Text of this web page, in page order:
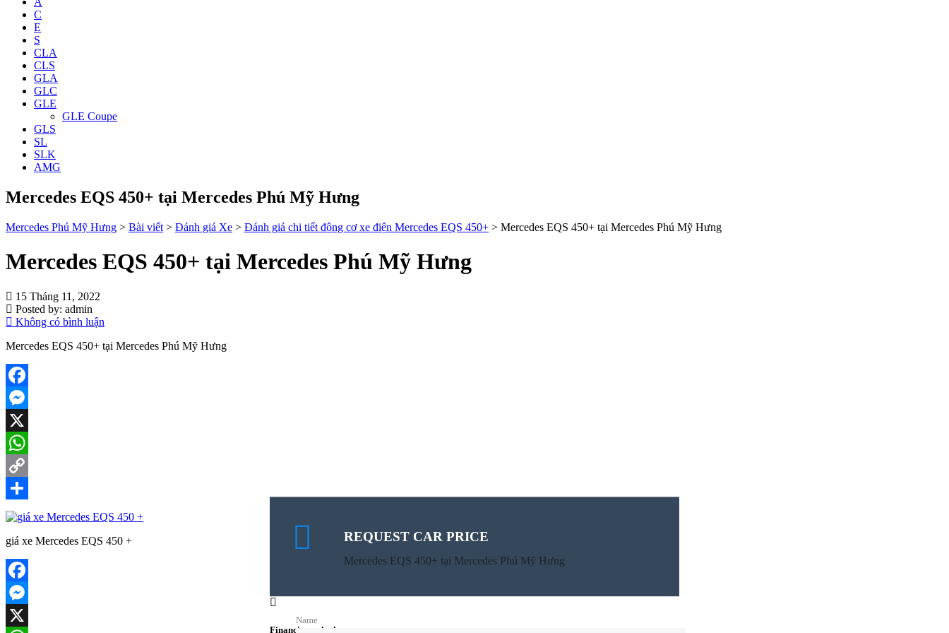
C
E
S
CLA
CLS
GLA
GLC
GLE
GLE Coupe
GLS
SL
SLK
AMG
Mercedes EQS 450+ tại Mercedes Phú Mỹ Hưng
Mercedes Phú Mỹ Hưng > Bài viết > Đánh giá Xe > Đánh giá chi tiết động cơ xe điện Mercedes EQS 450+ > Mercedes EQS 450+ tại Mercedes Phú Mỹ Hưng
Mercedes EQS 450+ tại Mercedes Phú Mỹ Hưng
15 Tháng 11, 2022
Posted by: admin
Không có bình luận
Mercedes EQS 450+ tại Mercedes Phú Mỹ Hưng
Facebook
Messenger
X
WhatsApp
Copy
Link
Share
giá xe Mercedes EQS 450 +
Facebook
Messenger
Financing calculator
REQUEST CAR PRICE
Mercedes EQS 450+ tại Mercedes Phú Mỹ Hưng
Name